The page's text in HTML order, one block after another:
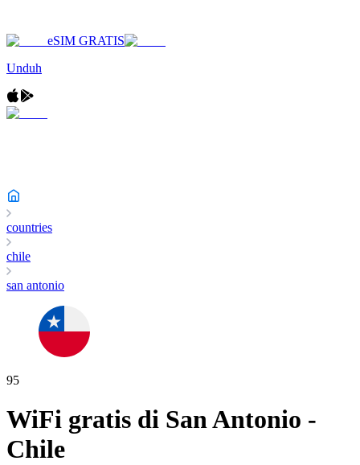
eSIM GRATIS
Unduh
countries
chile
san antonio
95
WiFi gratis di San Antonio -
Chile